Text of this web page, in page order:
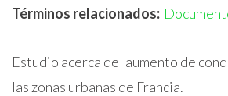
Términos relacionados:
Estudio acerca del aumento de
las zonas urbanas de Francia.